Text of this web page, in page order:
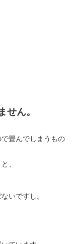
せん。
畳んでしまうもの
、
いですし。